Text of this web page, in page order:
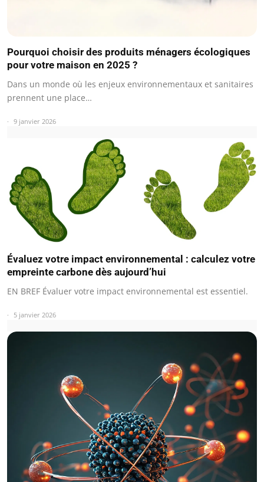
Pourquoi choisir des produits ménagers écologiques
pour votre maison en 2025 ?
Dans un monde où les enjeux environnementaux et sanitaires
prennent une place…
9 janvier 2026
Évaluez votre impact environnemental : calculez votre
empreinte carbone dès aujourd’hui
EN BREF Évaluer votre impact environnemental est essentiel.
5 janvier 2026